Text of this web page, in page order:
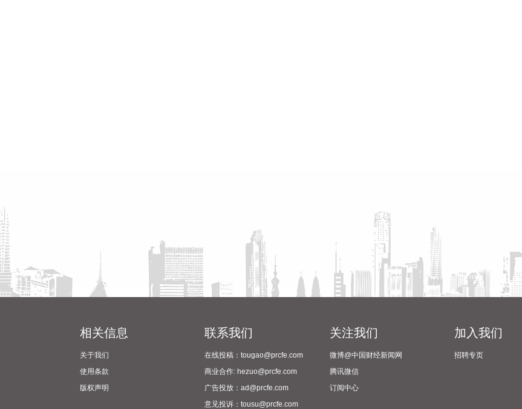
相关信息
关于我们
使用条款
版权声明
联系我们
在线投稿：tougao@prcfe.com
商业合作: hezuo@prcfe.com
广告投放：ad@prcfe.com
意见投诉：tousu@prcfe.com
关注我们
微博@中国财经新闻网
腾讯微信
订阅中心
加入我们
招聘专页